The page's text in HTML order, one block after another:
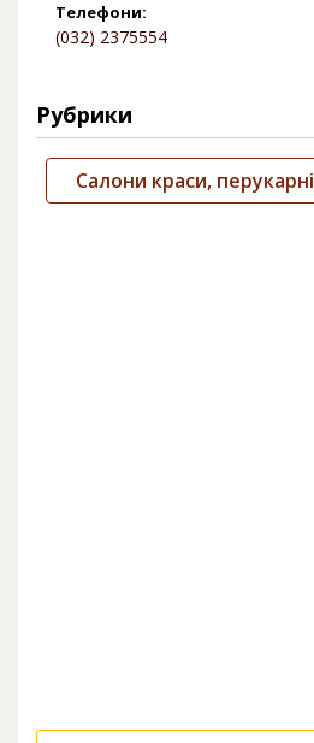
Телефони:
(032) 2375554
Рубрики
Салони краси, перукарні